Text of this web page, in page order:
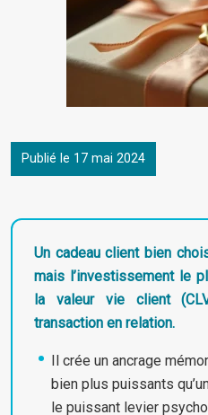
Publié le 17 mai 2024
Un cadeau client bien
mais l’investissement le
la valeur vie client
transaction en relation.
Il crée un ancrage
bien plus puissants
le puissant levier